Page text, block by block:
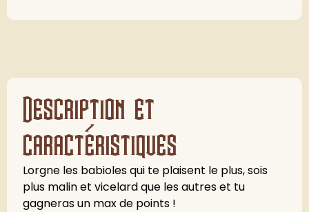
Description et
caractéristiques
Lorgne les babioles qui te plaisent le plus, sois
plus malin et vicelard que les autres et tu
gagneras un max de points !